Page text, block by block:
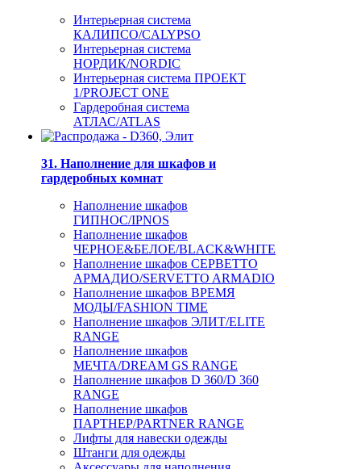
Интерьерная система
КАЛИПСО/CALYPSO
Интерьерная система
НОРДИК/NORDIC
Интерьерная система ПРОЕКТ
1/PROJECT ONE
Гардеробная система
АТЛАС/ATLAS
31. Наполнение для шкафов и
гардеробных комнат
Наполнение шкафов
ГИПНОС/IPNOS
Наполнение шкафов
ЧЕРНОЕ&БЕЛОЕ/BLACK&WHITE
Наполнение шкафов СЕРВЕТТО
АРМАДИО/SERVETTO ARMADIO
Наполнение шкафов ВРЕМЯ
МОДЫ/FASHION TIME
Наполнение шкафов ЭЛИТ/ELITE
RANGE
Наполнение шкафов
МЕЧТА/DREAM GS RANGE
Наполнение шкафов D 360/D 360
RANGE
Наполнение шкафов
ПАРТНЕР/PARTNER RANGE
Лифты для навески одежды
Штанги для одежды